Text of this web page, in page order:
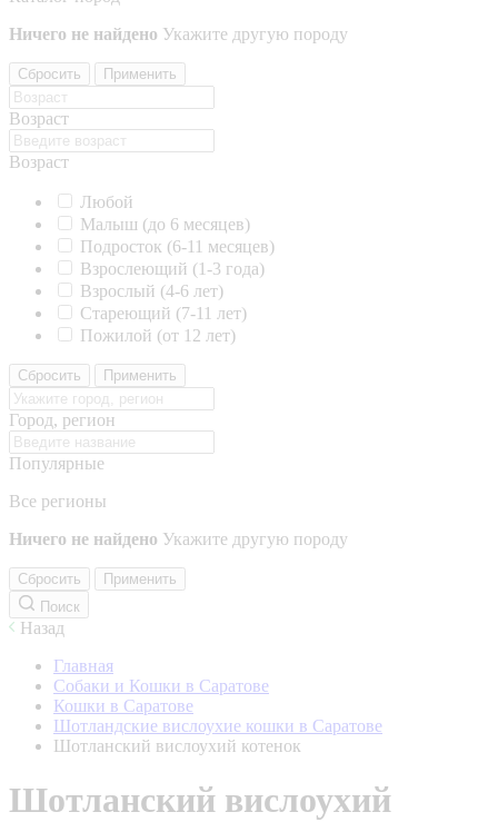
Ничего не найдено Укажите другую породу
Сбросить Применить
Возраст
Возраст
Любой
Малыш (до 6 месяцев)
Подросток (6-11 месяцев)
Взрослеющий (1-3 года)
Взрослый (4-6 лет)
Стареющий (7-11 лет)
Пожилой (от 12 лет)
Сбросить Применить
Город, регион
Популярные
Все регионы
Ничего не найдено Укажите другую породу
Сбросить
Применить
Поиск
Назад
Главная
Собаки и Кошки в Саратове
Кошки в Саратове
Шотландские вислоухие кошки в Саратове
Шотланский вислоухий котенок
Шотланский вислоухий